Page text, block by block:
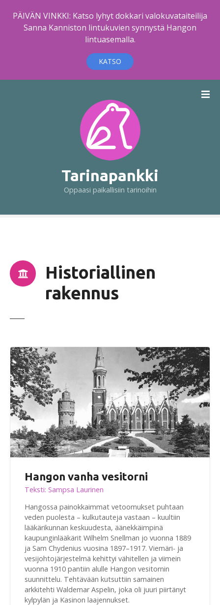
PÄIVÄN VINKKI: Katso lyhyt dokkari valokuvataiteilija
Sanna Kanniston lintukuvien synnystä Hangon
lintuasemalla.
KATSO
t
Tarinapankki
Oppaasi paikallisiin tarinoihin
Historiallinen
rakennus
Hangon vanha vesitorni
Teksti: Sampsa Laurinen
Hangossa painokkaimmat vetoomukset puhtaan
veden puolesta – kulkutauteja vastaan – kuultiin
lääkärikunnan keskuudesta, äänekkäimpinä
kaupunginlääkärit Wilhelm Snellman jo vuonna 1889
ja Sam Chydenius vuosina 1897–1917. Viemäri- ja
vesijohtojärjestelmä kehittyi vähitellen ja viimein
vuonna 1910 pantiin alulle Hangon vesitornin
suunnittelu. Tehtävään kutsuttiin samainen
arkkitehti Waldemar Aspelin, joka oli juuri piirtänyt
kylpylän ja Kasinon laajennukset.